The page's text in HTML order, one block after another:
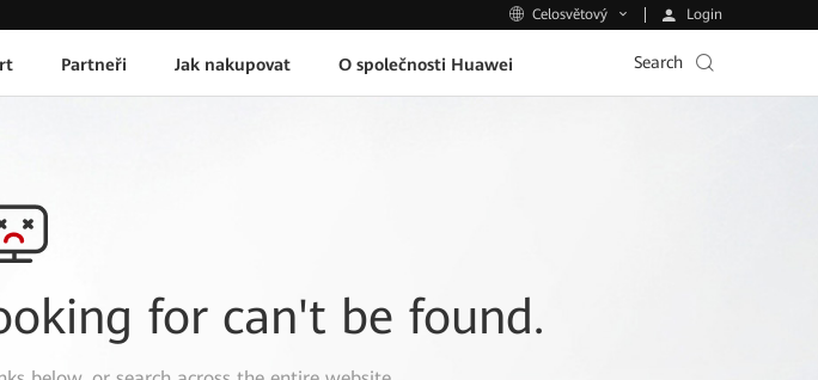
Celosvětový Login
Partneři Jak nakupovat O společnosti Huawei Search
for can't be found.